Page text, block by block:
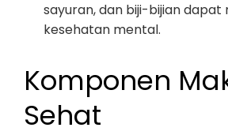
sayuran, dan biji-bijian
kesehatan mental.
Komponen
Sehat